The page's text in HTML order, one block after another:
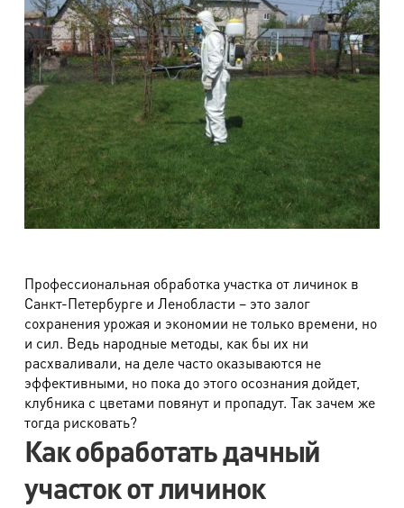
Профессиональная обработка участка от личинок в
Санкт-Петербурге и Ленобласти – это залог
сохранения урожая и экономии не только времени, но
и сил. Ведь народные методы, как бы их ни
расхваливали, на деле часто оказываются не
эффективными, но пока до этого осознания дойдет,
клубника с цветами повянут и пропадут. Так зачем же
тогда рисковать?
Как обработать дачный
участок от личинок